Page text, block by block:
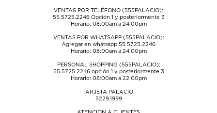
VENTAS POR TELÉFONO (555PALACIO):
55.5725.2246Opción 1 y posteriormente 3
Horario: 08:00am a 24:00pm
VENTAS POR WHATSAPP (555PALACIO):
Agregar en whatsapp 55.5725.2246
Horario: 08:00am a 24:00pm
PERSONAL SHOPPING (555PALACIO):
55.5725.2246opción 1 y posteriormente 3
Horario: 08:00am a 22:00pm
TARJETA PALACIO:
5229.1999